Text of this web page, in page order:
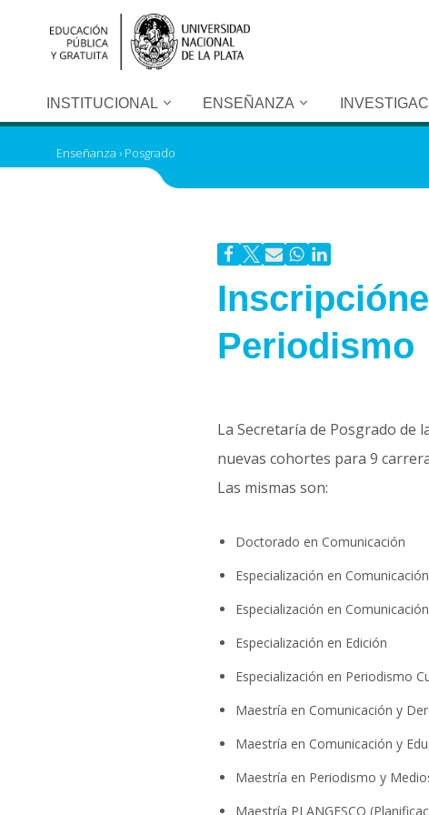
contenidoINSTITUCIONAL ENSEÑANZA
Enseñanza › Posgrado
Periodismo
La Secretaría de Posgrado de
nuevas cohortes para 9
Las mismas son:
Doctorado en Comunicación
Especialización en
Especialización en
Especialización en Edición
Especialización en Periodismo
Maestría en Comunicación y
Maestría en Comunicación y
Maestría en Periodismo y
Maestría PLANGESCO